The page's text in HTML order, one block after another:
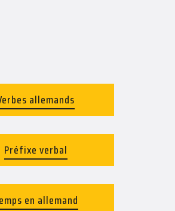
allemands
Préfixe verbal
en allemand